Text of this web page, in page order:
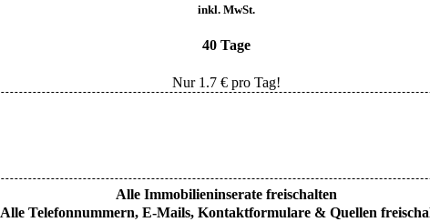
inkl. MwSt.
40 Tage
Nur 1.7€ pro Tag!
Alle Immobilieninserate freischalten
Alle Telefonnummern, E-Mails, Kontaktformulare & Quellen